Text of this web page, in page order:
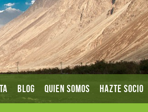
BLOG QUIEN SOMOS HAZTE SOCIO